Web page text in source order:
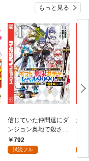
もっと見る
信じていた仲間達にダ
ンジョン奥地で殺され
かけたがギフト『無限
ガチャ』でレベル９９
792
試読フル
追
強
～